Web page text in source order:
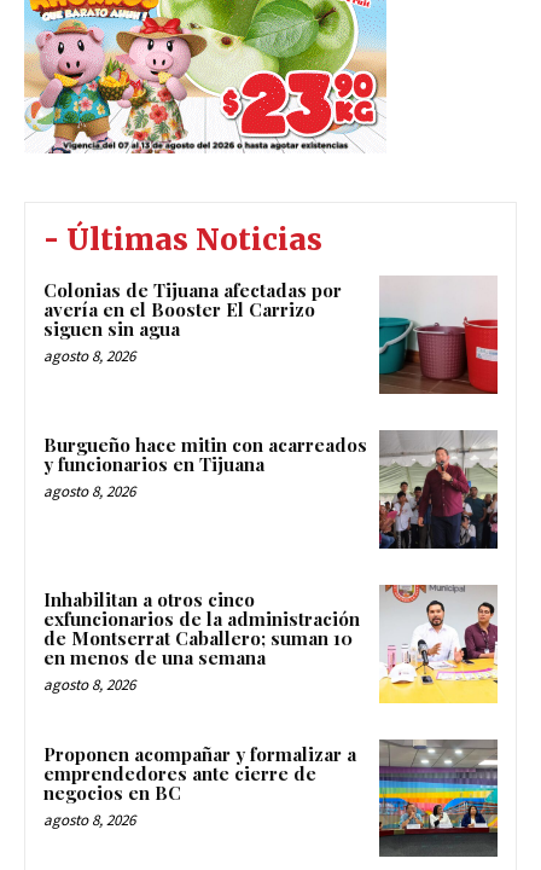
- Últimas Noticias
Colonias de Tijuana afectadas por
avería en el Booster El Carrizo
siguen sin agua
agosto 8, 2026
Burgueño hace mitin con acarreados
y funcionarios en Tijuana
agosto 8, 2026
Inhabilitan a otros cinco
exfuncionarios de la administración
de Montserrat Caballero; suman 10
en menos de una semana
agosto 8, 2026
Proponen acompañar y formalizar a
emprendedores ante cierre de
negocios en BC
agosto 8, 2026